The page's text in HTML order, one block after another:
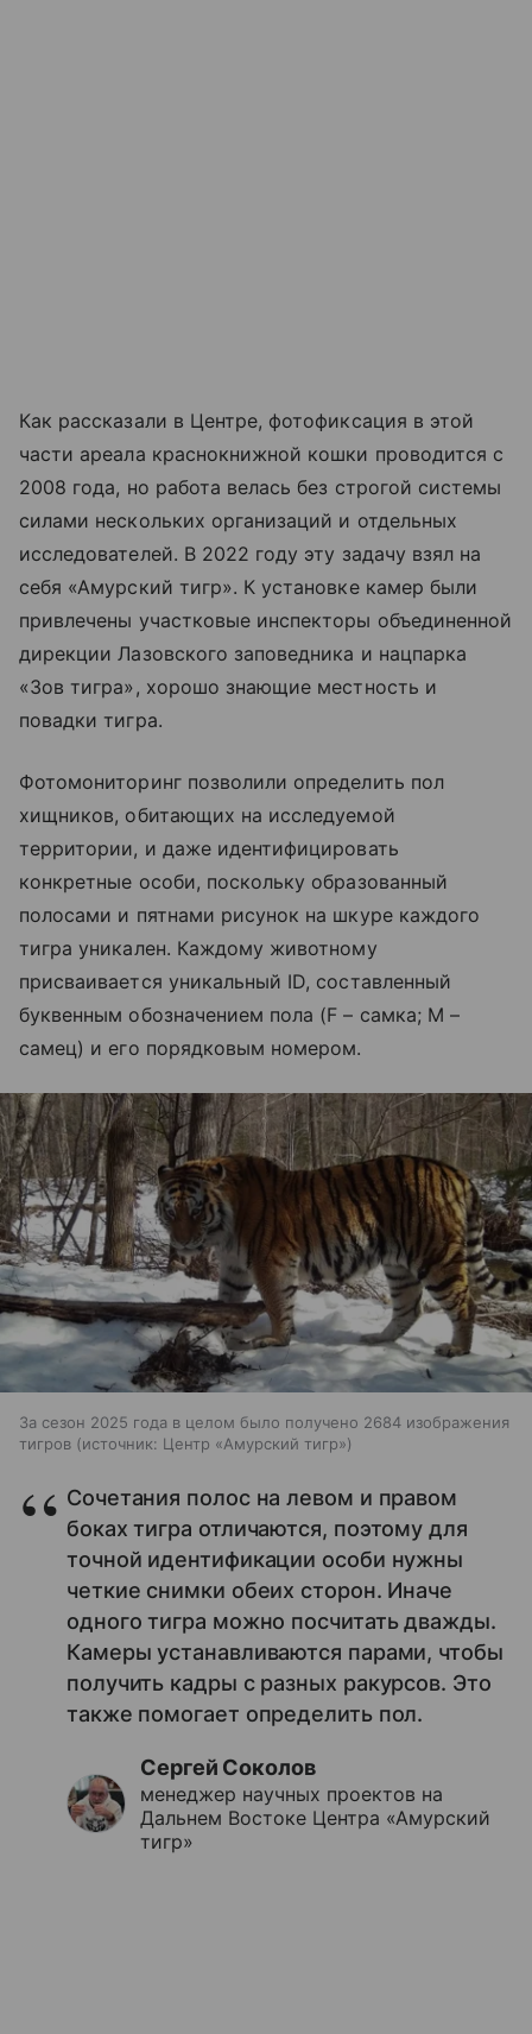
Как рассказали в Центре, фотофиксация в этой
части ареала краснокнижной кошки проводится с
2008 года, но работа велась без строгой системы
силами нескольких организаций и отдельных
исследователей. В 2022 году эту задачу взял на
себя «Амурский тигр». К установке камер были
привлечены участковые инспекторы объединенной
дирекции Лазовского заповедника и нацпарка
«Зов тигра», хорошо знающие местность и
повадки тигра.
Фотомониторинг позволили определить пол
хищников, обитающих на исследуемой
территории, и даже идентифицировать
конкретные особи, поскольку образованный
полосами и пятнами рисунок на шкуре каждого
тигра уникален. Каждому животному
присваивается уникальный ID, составленный
буквенным обозначением пола (F – самка; M –
самец) и его порядковым номером.
За сезон 2025 года в целом было получено 2684 изображения
тигров
источник: Центр «Амурский тигр»
Сочетания полос на левом и правом
боках тигра отличаются, поэтому для
точной идентификации особи нужны
четкие снимки обеих сторон. Иначе
одного тигра можно посчитать дважды.
Камеры устанавливаются парами, чтобы
получить кадры с разных ракурсов. Это
также помогает определить пол.
Сергей Соколов
менеджер научных проектов на
Дальнем Востоке Центра «Амурский
тигр»